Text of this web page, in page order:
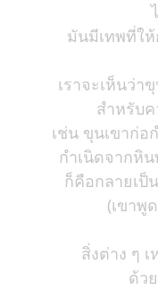
มันมีเทพที่ใ
เราจะเห็นว่า
สำหรับ
เช่น ขุนเขาก่อ
กำเนิดจากหิ
ก็คือกลายเป็
(เขาพู
สิ่งต่าง ๆ
ด้ว